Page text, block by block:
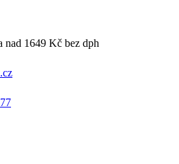
nad 1649 Kč bez dph